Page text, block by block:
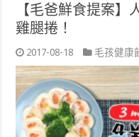
【毛爸鮮食提案
雞腿捲！
2017-08-18 毛孩健康